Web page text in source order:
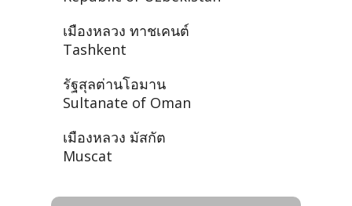
เมืองหลวง ทาชเคนต์
Tashkent
รัฐสุลต่านโอมาน
Sultanate of Oman
เมืองหลวง มัสกัต
Muscat